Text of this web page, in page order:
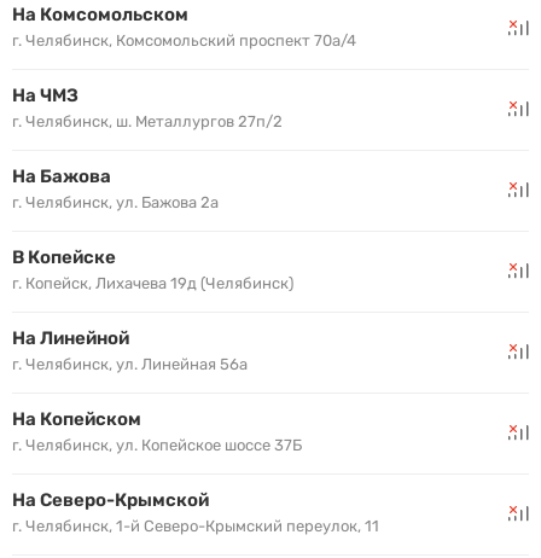
На Комсомольском
г. Челябинск, Комсомольский проспект 70а/4
На ЧМЗ
г. Челябинск, ш. Металлургов 27п/2
На Бажова
г. Челябинск, ул. Бажова 2а
В Копейске
г. Копейск, Лихачева 19д (Челябинск)
На Линейной
г. Челябинск, ул. Линейная 56а
На Копейском
г. Челябинск, ул. Копейское шоссе 37Б
На Северо-Крымской
г. Челябинск, 1-й Северо-Крымский переулок, 11